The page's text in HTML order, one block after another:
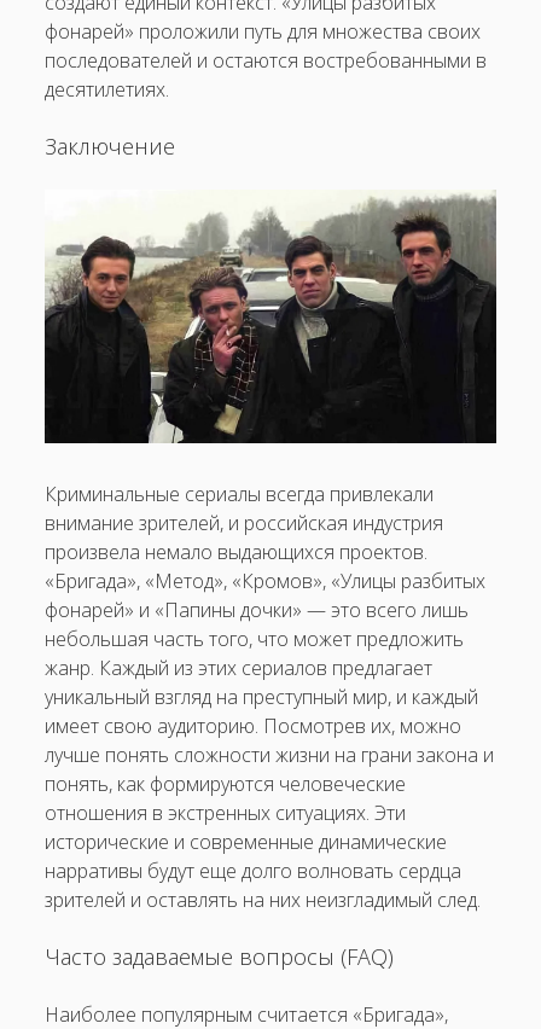
фонарей» проложили путь для множества своих
последователей и остаются востребованными в
десятилетиях.
Заключение
Криминальные сериалы всегда привлекали
внимание зрителей, и российская индустрия
произвела немало выдающихся проектов.
«Бригада», «Метод», «Кромов», «Улицы разбитых
фонарей» и «Папины дочки» — это всего лишь
небольшая часть того, что может предложить
жанр. Каждый из этих сериалов предлагает
уникальный взгляд на преступный мир, и каждый
имеет свою аудиторию. Посмотрев их, можно
лучше понять сложности жизни на грани закона и
понять, как формируются человеческие
отношения в экстренных ситуациях. Эти
исторические и современные динамические
нарративы будут еще долго волновать сердца
зрителей и оставлять на них неизгладимый след.
Часто задаваемые вопросы (FAQ)
Наиболее популярным считается «Бригада»,